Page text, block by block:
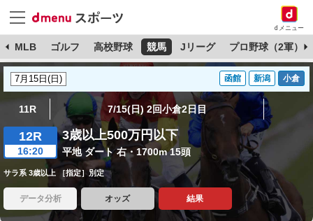
dメニュー
MLB ゴルフ 高校野球 競馬 Jリーグ プロ野球（2軍）
函館 新潟 小倉
11R 7/15(日) 2回小倉2日目
12R
16:20
3歳以上500万円以下
平地 ダート 右・1700m 15頭
サラ系 3歳以上 ［指定］別定
データ分析 オッズ 結果